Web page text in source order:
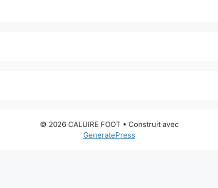
© 2026 CALUIRE FOOT • Construit avec
GeneratePress